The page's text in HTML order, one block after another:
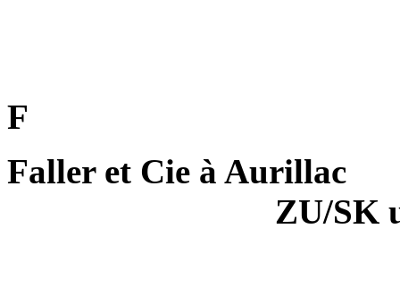
F
Faller et Cie à Aurillac
ZU/SK